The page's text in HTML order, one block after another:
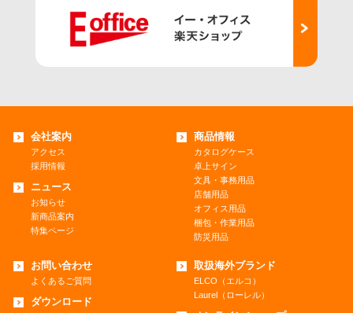
会社案内
アクセス
採用情報
ニュース
お知らせ
新商品案内
特集ページ
商品情報
カタログケース
卓上サイン
文具・事務用品
店舗用品
オフィス用品
梱包・作業用品
防災用品
お問い合わせ
よくあるご質問
ダウンロード
取扱海外ブランド
ELCO（エルコ）
Laurel（ローレル）